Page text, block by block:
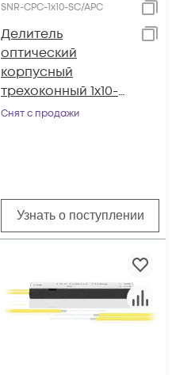
SNR-CPC-1x10-SC/APC
Делитель
оптический
корпусный
трехоконный 1х10-
SC/APC
Снят с продажи
Узнать о поступлении